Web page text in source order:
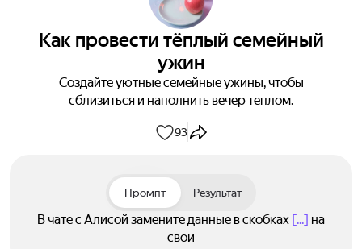
Как провести тёплый семейный
ужин
Создайте уютные семейные ужины, чтобы
сблизиться и наполнить вечер теплом.
93
Промпт Результат
В чате с Алисой замените данные в скобках [...] на
свои